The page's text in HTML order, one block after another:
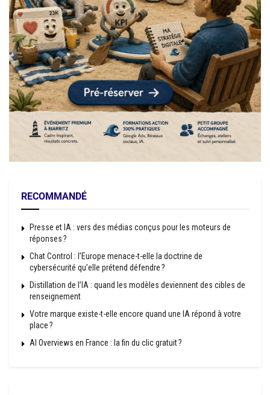
RECOMMANDÉ
Presse et IA : vers des médias conçus pour les moteurs de
réponses ?
Chat Control : l’Europe menace-t-elle la doctrine de
cybersécurité qu’elle prétend défendre ?
Distillation de l’IA : quand les modèles deviennent des cibles de
renseignement
Votre marque existe-t-elle encore quand une IA répond à votre
place ?
AI Overviews en France : la fin du clic gratuit ?